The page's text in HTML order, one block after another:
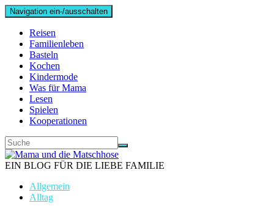
Navigation ein-/ausschalten
Reisen
Familienleben
Basteln
Kochen
Kindermode
Was für Mama
Lesen
Spielen
Kooperationen
EIN BLOG FÜR DIE LIEBE FAMILIE
Allgemein
Alltag